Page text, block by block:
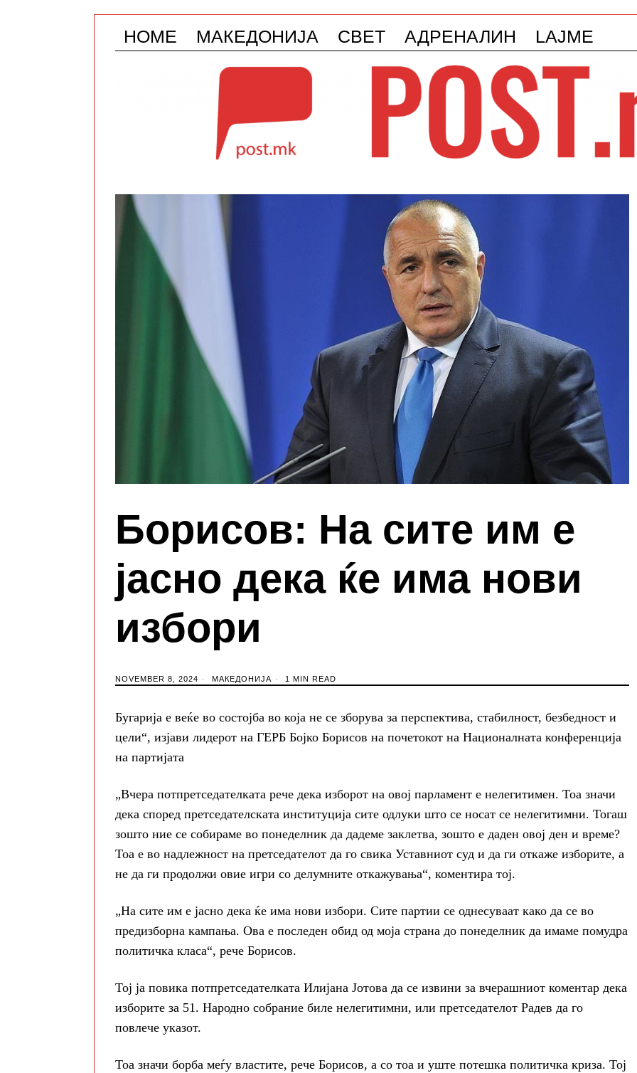
HOME МАКЕДОНИЈА СВЕТ АДРЕНАЛИН LAJME
Борисов: На сите им е
јасно дека ќе има нови
избори
NOVEMBER 8, 2024 МАКЕДОНИЈА 1 MIN READ
Бугарија е веќе во состојба во која не се зборува за перспектива, стабилност, безбедност и
цели“, изјави лидерот на ГЕРБ Бојко Борисов на почетокот на Националната конференција
на партијата
„Вчера потпретседателката рече дека изборот на овој парламент е нелегитимен. Тоа значи
дека според претседателската институција сите одлуки што се носат се нелегитимни. Тогаш
зошто ние се собираме во понеделник да дадеме заклетва, зошто е даден овој ден и време?
Тоа е во надлежност на претседателот да го свика Уставниот суд и да ги откаже изборите, а
не да ги продолжи овие игри со делумните откажувања“, коментира тој.
„На сите им е јасно дека ќе има нови избори. Сите партии се однесуваат како да се во
предизборна кампања. Ова е последен обид од моја страна до понеделник да имаме помудра
политичка класа“, рече Борисов.
Тој ја повика потпретседателката Илијана Јотова да се извини за вчерашниот коментар дека
изборите за 51. Народно собрание биле нелегитимни, или претседателот Радев да го
повлече указот.
Тоа значи борба меѓу властите, рече Борисов, а со тоа и уште потешка политичка криза. Тој